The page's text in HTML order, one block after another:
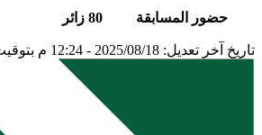
حضور المسابقة 80 زائر
تاريخ آخر تعديل: 2025/08/18 - 12:24 م بتوقيت السعودية